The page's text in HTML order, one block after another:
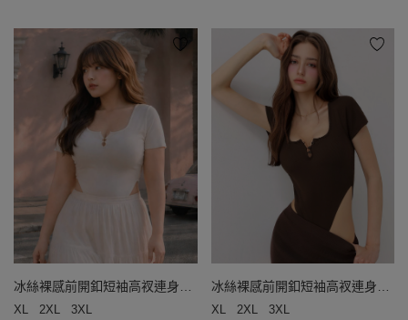
冰絲裸感前開釦短袖高衩連身衣
(附胸墊)
XL 2XL 3XL
冰絲裸感前開釦短袖高衩連身衣
(附胸墊)
XL 2XL 3XL